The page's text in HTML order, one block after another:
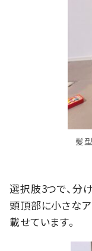
髪
選択肢3つで、分
頭頂部に小さな
載せています。